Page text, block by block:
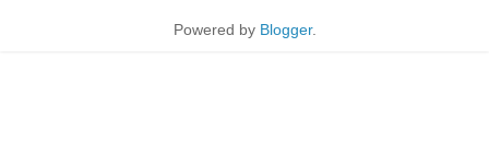
Powered by Blogger.